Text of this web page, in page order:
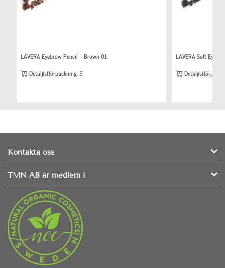
LAVERA Eyebrow Pencil – Brown 01
Detaljistförpackning:3
LAVERA Soft
Kontakta oss
TMN AB är medlem i